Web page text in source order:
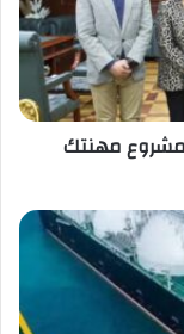
مهنتك